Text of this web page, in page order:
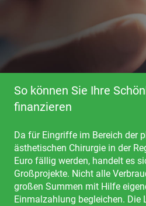
So können Sie Ihre
finanzieren
Da für Eingriffe im Bereich der
ästhetischen Chirurgie in der
Euro fällig werden, handelt es
Großprojekte. Nicht alle
großen Summen mit Hilfe
Einmalzahlung begleichen. Die